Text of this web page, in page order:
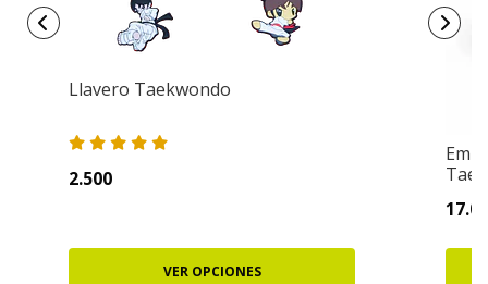
Llavero Taekwondo
2.500
VER OPCIONES